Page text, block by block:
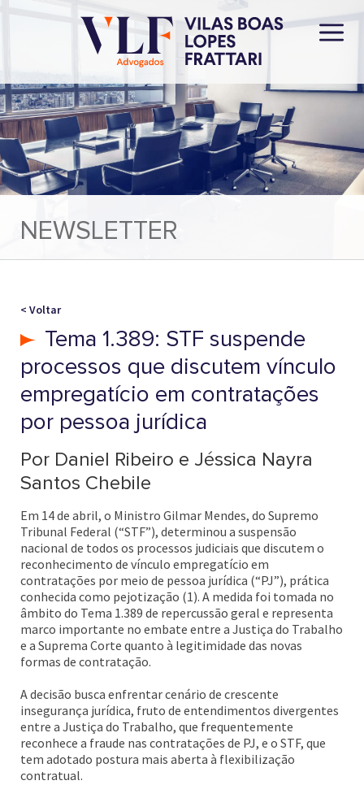
NEWSLETTER
< Voltar
Tema 1.389: STF suspende
processos que discutem vínculo
empregatício em contratações
por pessoa jurídica
Por Daniel Ribeiro e Jéssica Nayra
Santos Chebile
Em 14 de abril, o Ministro Gilmar Mendes, do Supremo
Tribunal Federal (“STF”), determinou a suspensão
nacional de todos os processos judiciais que discutem o
reconhecimento de vínculo empregatício em
contratações por meio de pessoa jurídica (“PJ”), prática
conhecida como pejotização (1). A medida foi tomada no
âmbito do Tema 1.389 de repercussão geral e representa
marco importante no embate entre a Justiça do Trabalho
e a Suprema Corte quanto à legitimidade das novas
formas de contratação.
A decisão busca enfrentar cenário de crescente
insegurança jurídica, fruto de entendimentos divergentes
entre a Justiça do Trabalho, que frequentemente
reconhece a fraude nas contratações de PJ, e o STF, que
tem adotado postura mais aberta à flexibilização
contratual.